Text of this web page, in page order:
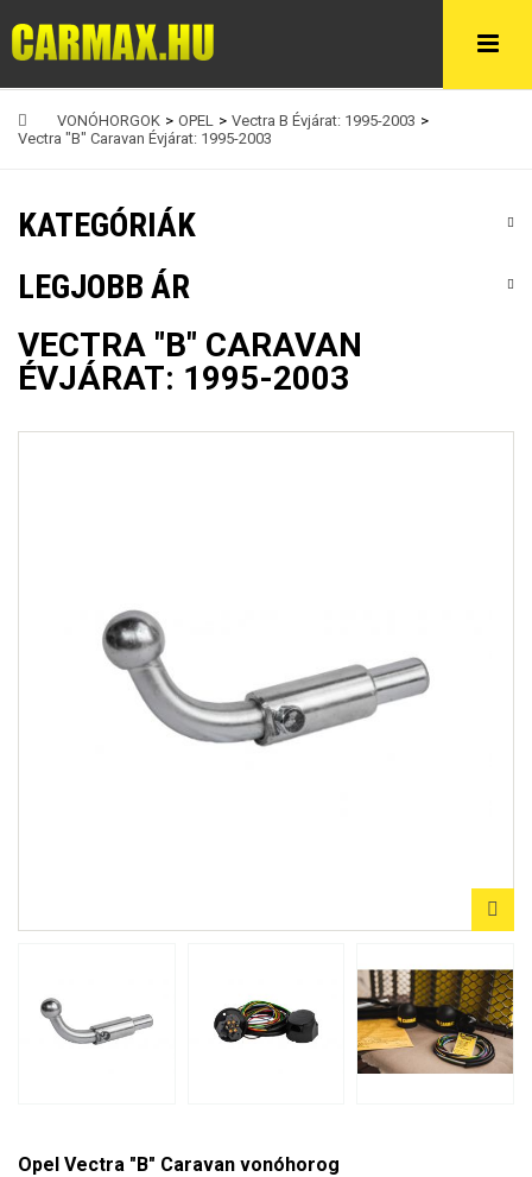
VONÓHORGOK > OPEL > Vectra B Évjárat: 1995-2003 >
Vectra "B" Caravan Évjárat: 1995-2003
KATEGÓRIÁK
LEGJOBB ÁR
VECTRA "B" CARAVAN
ÉVJÁRAT: 1995-2003
Opel Vectra "B" Caravan vonóhorog